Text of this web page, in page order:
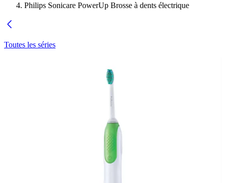
Philips Sonicare PowerUp Brosse à dents électrique
Toutes les séries